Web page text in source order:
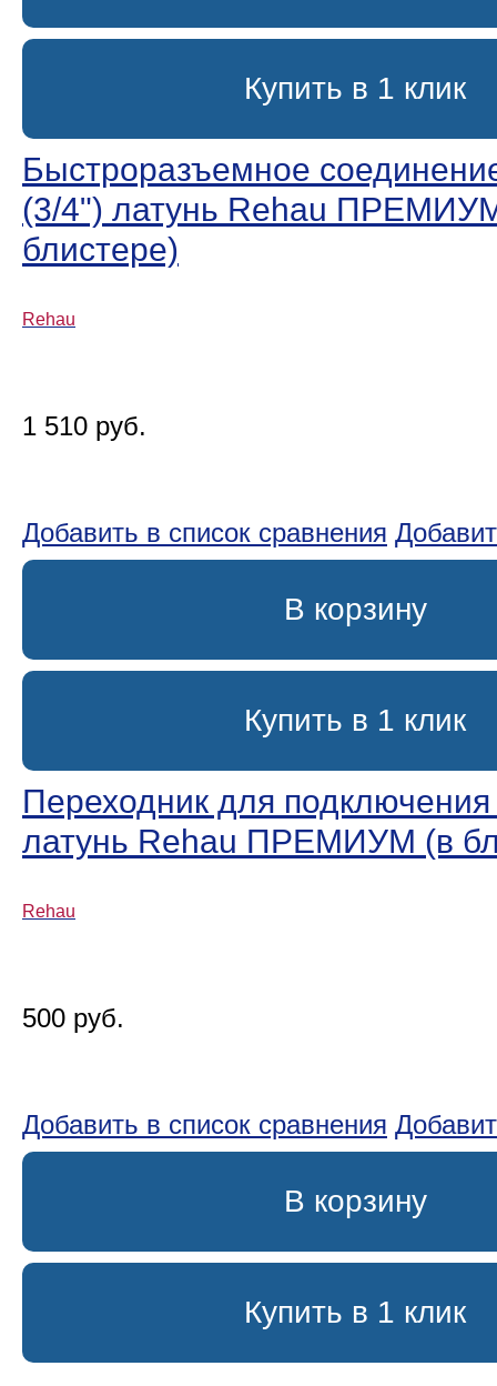
Купить в 1 клик
Быстроразъемное
(3/4ʺ) латунь Rehau
блистере)
Rehau
1 510 руб.
Добавить в список сравнения
В корзину
Купить в 1 клик
Переходник для подключения
латунь Rehau ПРЕМИУМ (в
Rehau
500 руб.
Добавить в список сравнения
В корзину
Купить в 1 клик